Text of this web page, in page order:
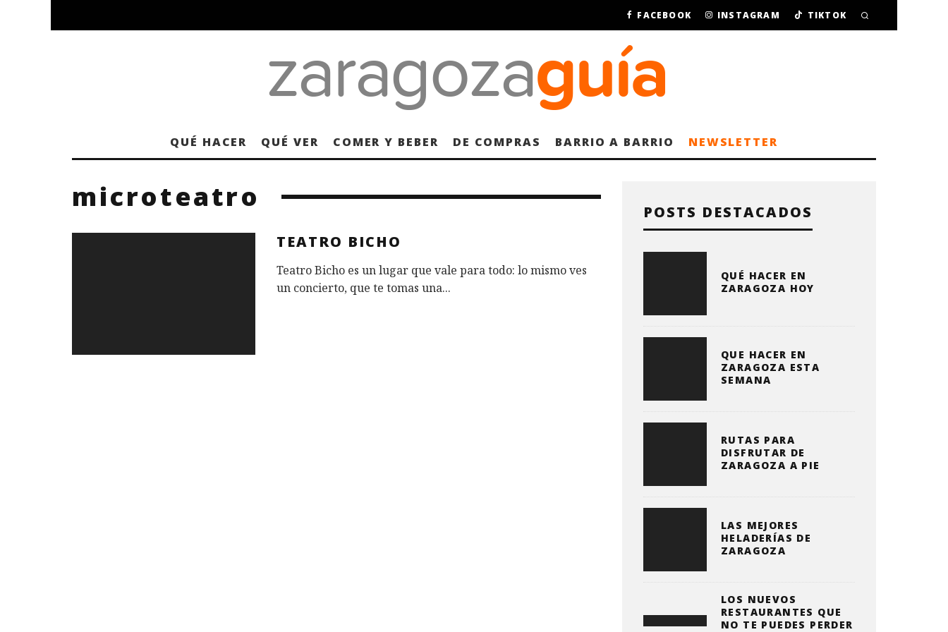
FACEBOOK INSTAGRAM TIKTOK
QUÉ HACER QUÉ VER COMER Y BEBER DE COMPRAS BARRIO A BARRIO NEWSLETTER
microteatro
TEATRO BICHO
Teatro Bicho es un lugar que vale para todo: lo mismo ves
un concierto, que te tomas una...
POSTS DESTACADOS
QUÉ HACER EN
ZARAGOZA HOY
QUE HACER EN
ZARAGOZA ESTA
SEMANA
RUTAS PARA
DISFRUTAR DE
ZARAGOZA A PIE
LAS MEJORES
HELADERÍAS DE
ZARAGOZA
LOS NUEVOS
RESTAURANTES QUE
NO TE PUEDES PERDER